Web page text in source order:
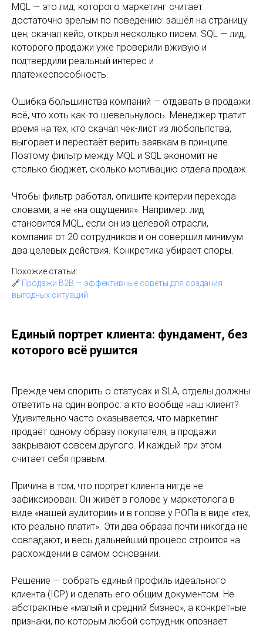
MQL — это лид, которого маркетинг считает
достаточно зрелым по поведению: зашёл на страницу
цен, скачал кейс, открыл несколько писем. SQL — лид,
которого продажи уже проверили вживую и
подтвердили реальный интерес и
платёжеспособность.
Ошибка большинства компаний — отдавать в продажи
всё, что хоть как-то шевельнулось. Менеджер тратит
время на тех, кто скачал чек-лист из любопытства,
выгорает и перестаёт верить заявкам в принципе.
Поэтому фильтр между MQL и SQL экономит не
столько бюджет, сколько мотивацию отдела продаж.
Чтобы фильтр работал, опишите критерии перехода
словами, а не «на ощущения». Например: лид
становится MQL, если он из целевой отрасли,
компания от 20 сотрудников и он совершил минимум
два целевых действия. Конкретика убирает споры.
Похожие статьи:
🔗 Продажи B2B — эффективные советы для создания
выгодных ситуаций
Единый портрет клиента: фундамент, без
которого всё рушится
Прежде чем спорить о статусах и SLA, отделы должны
ответить на один вопрос: а кто вообще наш клиент?
Удивительно часто оказывается, что маркетинг
продаёт одному образу покупателя, а продажи
закрывают совсем другого. И каждый при этом
считает себя правым.
Причина в том, что портрет клиента нигде не
зафиксирован. Он живёт в голове у маркетолога в
виде «нашей аудитории» и в голове у РОПа в виде «тех,
кто реально платит». Эти два образа почти никогда не
совпадают, и весь дальнейший процесс строится на
расхождении в самом основании.
Решение — собрать единый профиль идеального
клиента (ICP) и сделать его общим документом. Не
абстрактные «малый и средний бизнес», а конкретные
признаки, по которым любой сотрудник опознает